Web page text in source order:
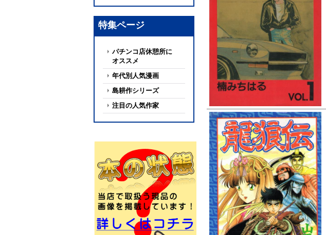
特集ページ
パチンコ店休憩所に
オススメ
年代別人気漫画
島耕作シリーズ
注目の人気作家